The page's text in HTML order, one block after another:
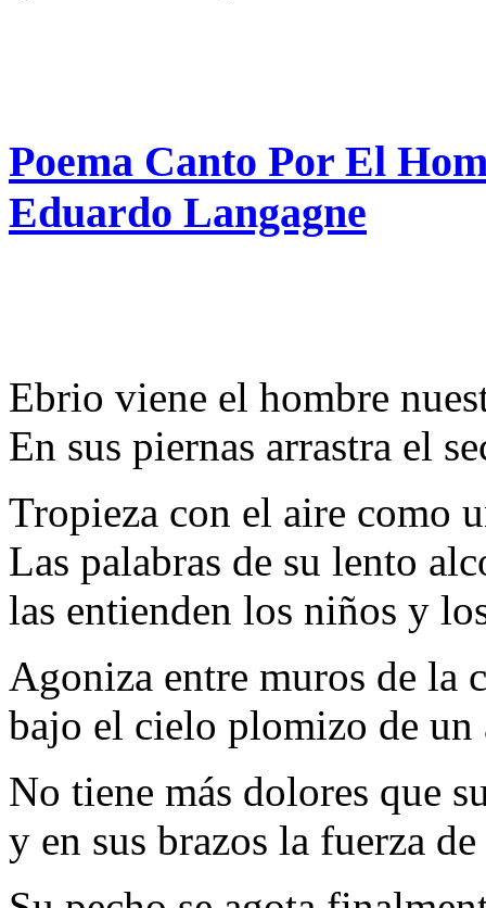
Poema Canto Por El
Eduardo Langagne
Ebrio viene el hombre
En sus piernas arrastra el
Tropieza con el aire como
Las palabras de su lento
las entienden los niños y
Agoniza entre muros de la
bajo el cielo plomizo de un
No tiene más dolores que
y en sus brazos la fuerza